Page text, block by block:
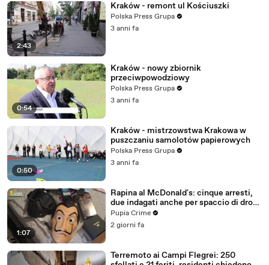
2:43
Kraków - remont ul Kościuszki
Polska Press Grupa
3 anni fa
0:54
Kraków - nowy zbiornik
przeciwpowodziowy
Polska Press Grupa
3 anni fa
0:50
Kraków - mistrzowstwa Krakowa w
puszczaniu samolotów papierowych
Polska Press Grupa
3 anni fa
1:07
Rapina al McDonald's: cinque arresti,
due indagati anche per spaccio di droga
(03.08.26)
Pupia Crime
2 giorni fa
Terremoto ai Campi Flegrei: 250